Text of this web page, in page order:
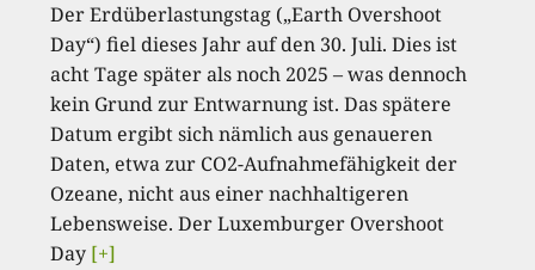
Der Erdüberlastungstag („Earth Overshoot
Day“) fiel dieses Jahr auf den 30. Juli. Dies ist
acht Tage später als noch 2025 – was dennoch
kein Grund zur Entwarnung ist. Das spätere
Datum ergibt sich nämlich aus genaueren
Daten, etwa zur CO2-Aufnahmefähigkeit der
Ozeane, nicht aus einer nachhaltigeren
Lebensweise. Der Luxemburger Overshoot
Day [+]